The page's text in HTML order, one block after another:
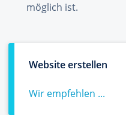
möglich ist.
Website erstellen
Wir empfehlen ...